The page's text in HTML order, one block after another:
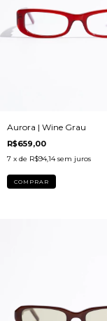
Aurora | Wine Grau
R$659,00
7 x de R$94,14 sem juros
COMPRAR